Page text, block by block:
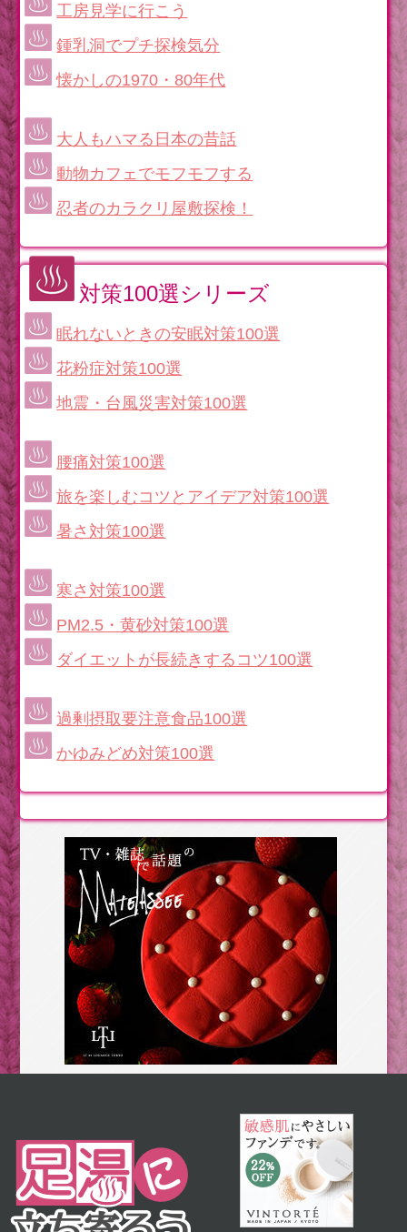
工房見学に行こう
鍾乳洞でプチ探検気分
懐かしの1970・80年代
大人もハマる日本の昔話
動物カフェでモフモフする
忍者のカラクリ屋敷探検！
対策100選シリーズ
眠れないときの安眠対策100選
花粉症対策100選
地震・台風災害対策100選
腰痛対策100選
旅を楽しむコツとアイデア対策100選
暑さ対策100選
寒さ対策100選
PM2.5・黄砂対策100選
ダイエットが長続きするコツ100選
過剰摂取要注意食品100選
かゆみどめ対策100選